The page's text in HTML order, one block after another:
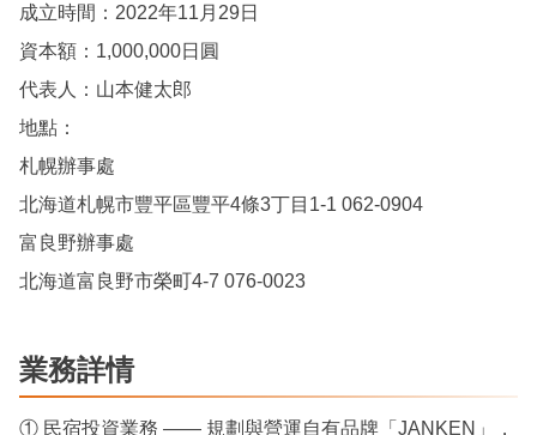
成立時間：2022年11月29日
資本額：1,000,000日圓
代表人：山本健太郎
地點：
札幌辦事處
北海道札幌市豐平區豐平4條3丁目1-1 062-0904
富良野辦事處
北海道富良野市榮町4-7 076-0023
業務詳情
① 民宿投資業務 —— 規劃與營運自有品牌「JANKEN」，